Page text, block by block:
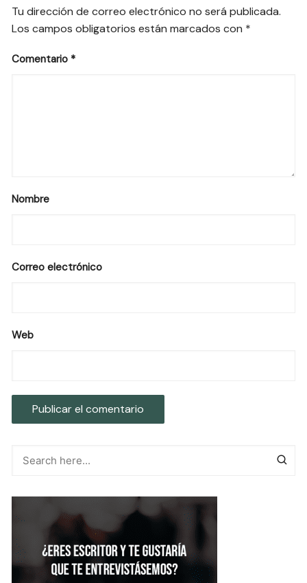
Tu dirección de correo electrónico no será publicada.
Los campos obligatorios están marcados con *
Comentario *
Nombre
Correo electrónico
Web